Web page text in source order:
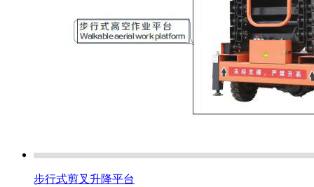
步行式剪叉升降平台